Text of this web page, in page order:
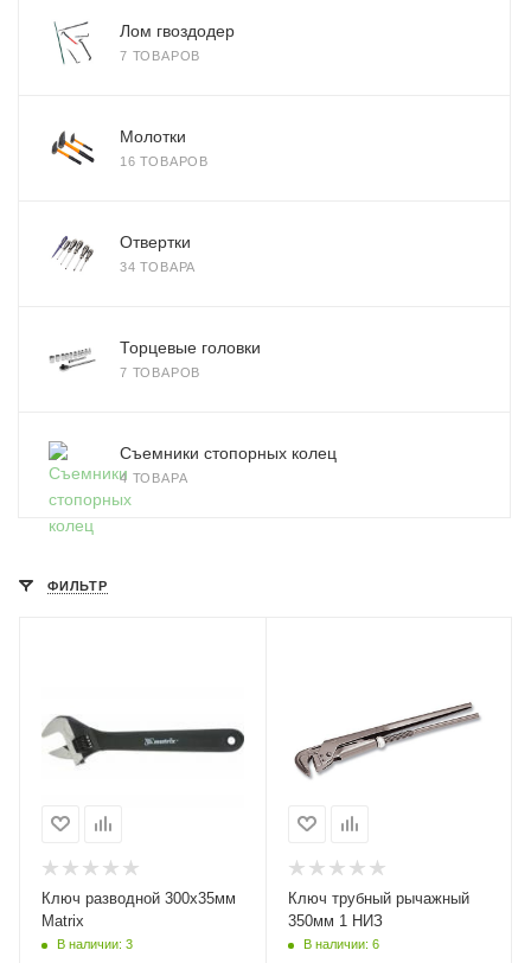
Лом гвоздодер
7 ТОВАРОВ
Молотки
16 ТОВАРОВ
Отвертки
34 ТОВАРА
Торцевые головки
7 ТОВАРОВ
Съемники стопорных колец
4 ТОВАРА
ФИЛЬТР
Ключ разводной 300х35мм
Matrix
В наличии: 3
Ключ трубный рычажный
350мм 1 НИЗ
В наличии: 6